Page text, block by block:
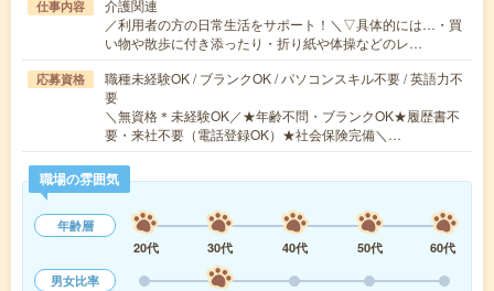
仕事内容
介護関連
／利用者の方の日常生活をサポート！＼▽具体的には…・買
い物や散歩に付き添ったり・折り紙や体操などのレ…
応募資格
職種未経験OK / ブランクOK / パソコンスキル不要 / 英語力不
要
＼無資格＊未経験OK／★年齢不問・ブランクOK★履歴書不
要・来社不要（電話登録OK）★社会保険完備＼…
職場の雰囲気
年齢層
20代
30代 40代 50代
60代
男女比率